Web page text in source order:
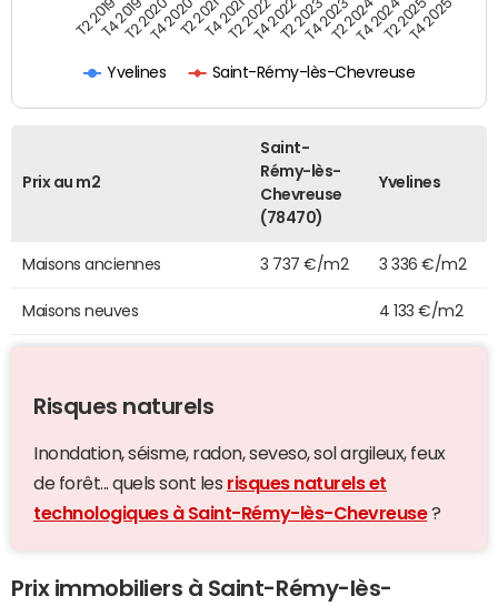
Yvelines Saint-Rémy-lès-Chevreuse
T2 2019T4 2019T2 2020T4 2020T2 2021T4 2021T2 2022T4 2022T2 2023T4 2023T2 2024T4 2024T2 2025T4 2025
Prix au m2
Saint-
Rémy-lès-
Chevreuse
(78470)
Yvelines
Maisons anciennes 3 737 €/m2 3 336 €/m2
Maisons neuves 4 133 €/m2
Risques naturels
Inondation, séisme, radon, seveso, sol argileux, feux
de forêt... quels sont les risques naturels et
technologiques à Saint-Rémy-lès-Chevreuse?
Prix immobiliers à Saint-Rémy-lès-